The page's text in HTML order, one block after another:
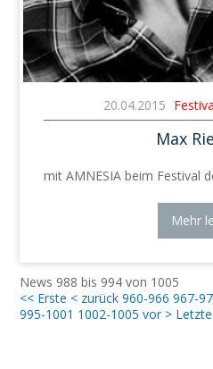
20.04.2015
Max
mit AMNESIA beim Festival
Mehr
News 988 bis 994 von 1005
<< Erste < zurück 960-966 967-
995-1001 1002-1005 vor >